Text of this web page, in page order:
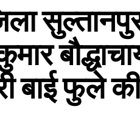
बाई फुले